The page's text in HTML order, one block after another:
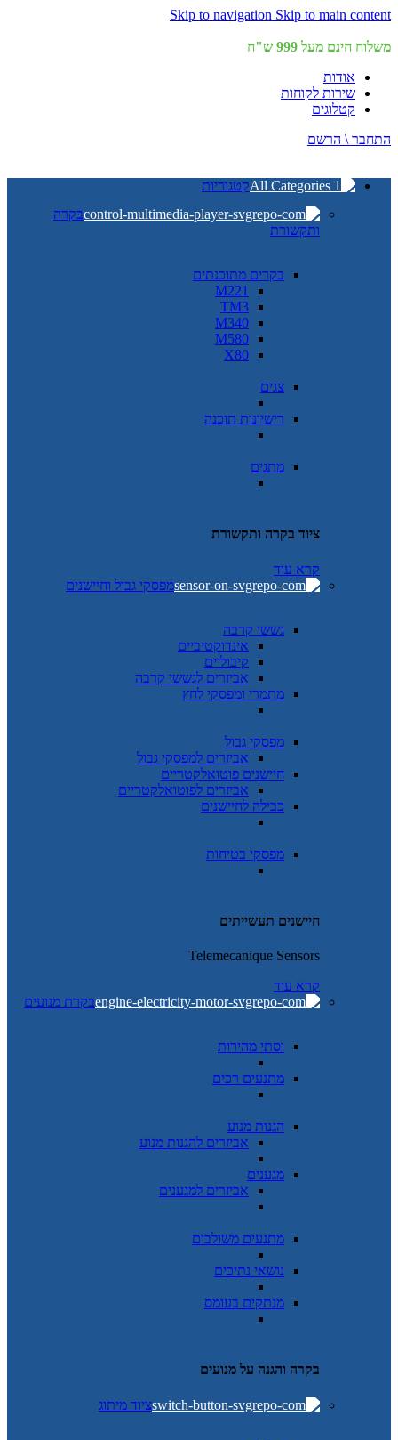
Skip to navigation Skip to main content
משלוח חינם מעל 999 ש"ח
אודות
שירות לקוחות
קטלוגים
התחבר \ הרשם
קטגוריות
בקרה
ותקשורת
בקרים מתוכנתים
M221
TM3
M340
M580
X80
צגים
רישיונות תוכנה
מתגים
ציוד בקרה ותקשורת
קרא עוד
מפסקי גבול וחיישנים
גששי קרבה
אינדוקטיביים
קיבוליים
אביזרים לגששי קרבה
מתמרי ומפסקי לחץ
מפסקי גבול
אביזרים למפסקי גבול
חיישנים פוטואלקטריים
אביזרים לפוטואלקטריים
כבילה לחיישנים
מפסקי בטיחות
חיישנים תעשייתים
Telemecanique Sensors
קרא עוד
בקרת מנועים
וסתי מהירות
מתנעים רכים
הגנות מנוע
אביזרים להגנות מנוע
מגענים
אביזרים למגענים
מתנעים משולבים
נושאי נתיכים
מנתקים בעומס
בקרה והגנה על מנועים
ציוד מיתוג